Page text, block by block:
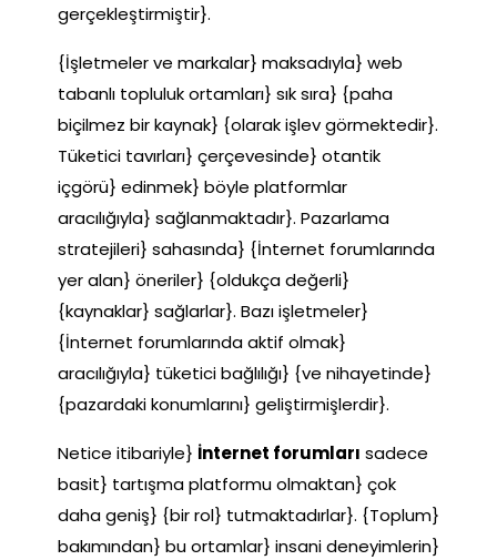
gerçekleştirmiştir}.
{İşletmeler ve markalar} maksadıyla} web
tabanlı topluluk ortamları} sık sıra} {paha
biçilmez bir kaynak} {olarak işlev görmektedir}.
Tüketici tavırları} çerçevesinde} otantik
içgörü} edinmek} böyle platformlar
aracılığıyla} sağlanmaktadır}. Pazarlama
stratejileri} sahasında} {İnternet forumlarında
yer alan} öneriler} {oldukça değerli}
{kaynaklar} sağlarlar}. Bazı işletmeler}
{İnternet forumlarında aktif olmak}
aracılığıyla} tüketici bağlılığı} {ve nihayetinde}
{pazardaki konumlarını} geliştirmişlerdir}.
Netice itibariyle} İnternet forumları sadece
basit} tartışma platformu olmaktan} çok
daha geniş} {bir rol} tutmaktadırlar}. {Toplum}
bakımından} bu ortamlar} insani deneyimlerin}